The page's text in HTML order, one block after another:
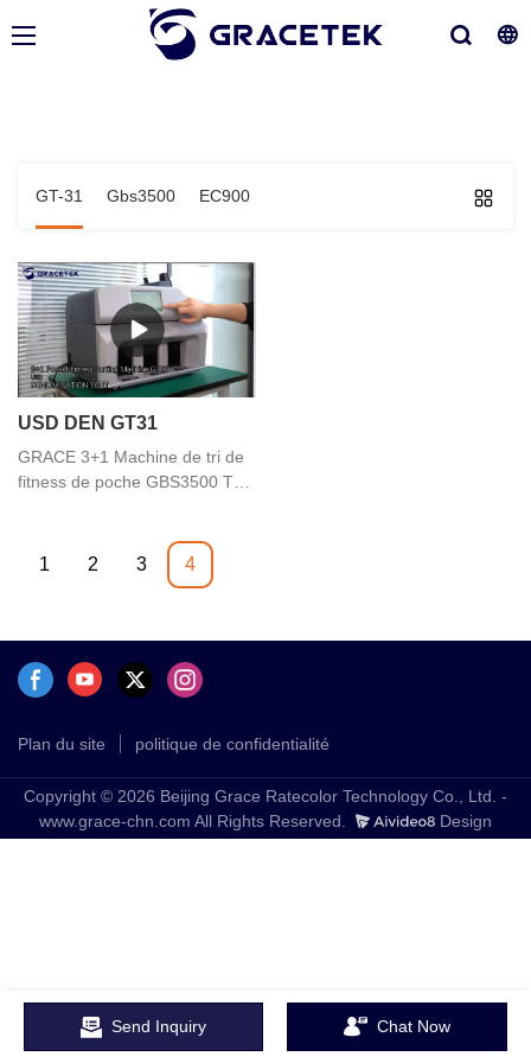
GT-31 Gbs3500 EC900
USD DEN GT31
GRACE 3+1 Machine de tri de
fitness de poche GBS3500 TRI
1 2 3 4
Plan du site politique de confidentialité
Copyright © 2026 Beijing Grace Ratecolor Technology Co., Ltd. -
www.grace-chn.com All Rights Reserved.
Design
Send Inquiry Chat Now